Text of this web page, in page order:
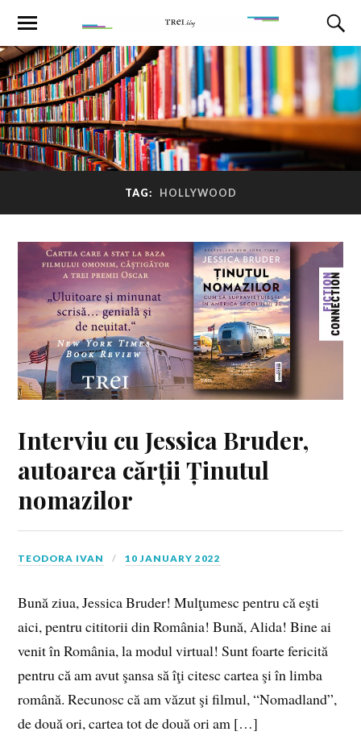
TAG: HOLLYWOOD
Interviu cu Jessica Bruder,
autoarea cărții Ținutul
nomazilor
TEODORA IVAN 10 JANUARY 2022
Bună ziua, Jessica Bruder! Mulţumesc pentru că eşti
aici, pentru cititorii din România! Bună, Alida! Bine ai
venit în România, la modul virtual! Sunt foarte fericită
pentru că am avut şansa să îţi citesc cartea şi în limba
română. Recunosc că am văzut şi filmul, “Nomadland”,
de două ori, cartea tot de două ori am […]